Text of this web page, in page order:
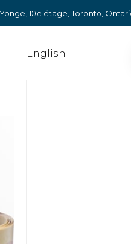
Yonge, 10e étage, Toronto,
English